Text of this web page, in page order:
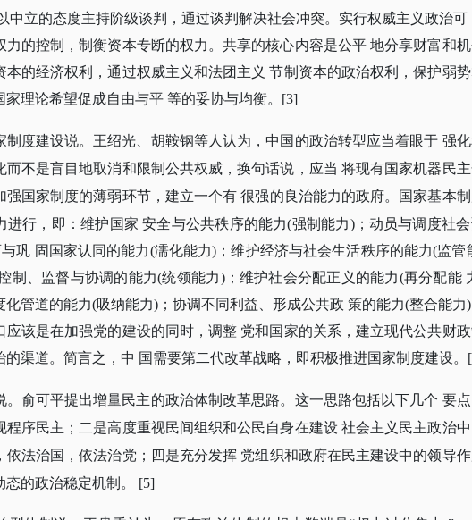
中立的态度主持阶级谈判，通过谈判解决社会冲突。实行权威主义政治可
力的控制，制衡资本专断的权力。共享的核心内容是公平 地分享财富和
本的经济权利，通过权威主义和法团主义 节制资本的政治权利，保护弱
家理论希望促成自由与平 等的妥协与均衡。[3]
制度建设说。王绍光、胡鞍钢等人认为，中国的政治转型应当着眼于 强
而不是盲目地取消和限制公共权威，换句话说，应当 将现有国家机器民
强国家制度的薄弱环节，建立一个有 很强的良治能力的政府。国家基本
进行，即：维护国家 安全与公共秩序的能力(强制能力)；动员与调度社
巩 固国家认同的能力(濡化能力)；维护经济与社会生活秩序的能力(监管
制、监督与协调的能力(统领能力)；维护社会分配正义的能力(再分配能
化管道的能力(吸纳能力)；协调不同利益、形成公共政 策的能力(整合能力
应该是在加强党的建设的同时，调整 党和国家的关系，建立现代公共财
的渠道。简言之，中 国需要第二代改革战略，即积极推进国家制度建设。
。俞可平提出增量民主的政治体制改革思路。这一思路包括以下几个 要
程序民主；二是高度重视民间组织和公民自身在建设 社会主义民主政治
依法治国，依法治党；四是充分发挥 党组织和政府在民主建设中的领导
的政治稳定机制。
[5]